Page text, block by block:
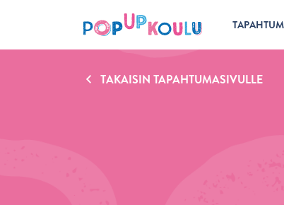
TAKAISIN TAPAHTUMASIVULLE